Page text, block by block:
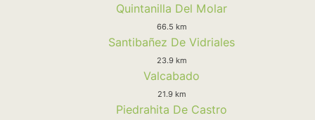
Quintanilla Del Molar
66.5 km
Santibañez De Vidriales
23.9 km
Valcabado
21.9 km
Piedrahita De Castro